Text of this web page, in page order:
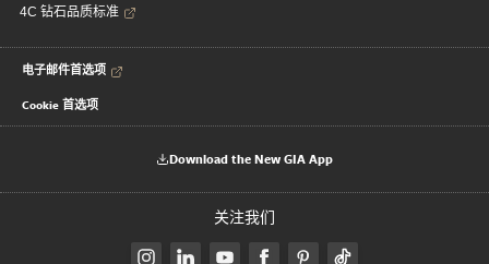
4C 钻石品质标准
电子邮件首选项
Cookie 首选项
Download the New GIA App
关注我们